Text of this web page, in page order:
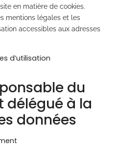
en matière de cookies.
mentions légales et les
accessibles aux adresses
d’utilisation
du
à la
données